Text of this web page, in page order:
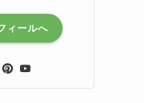
ィールへ